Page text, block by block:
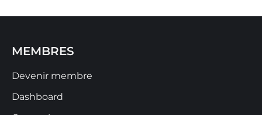
MEMBRES
Devenir membre
Dashboard